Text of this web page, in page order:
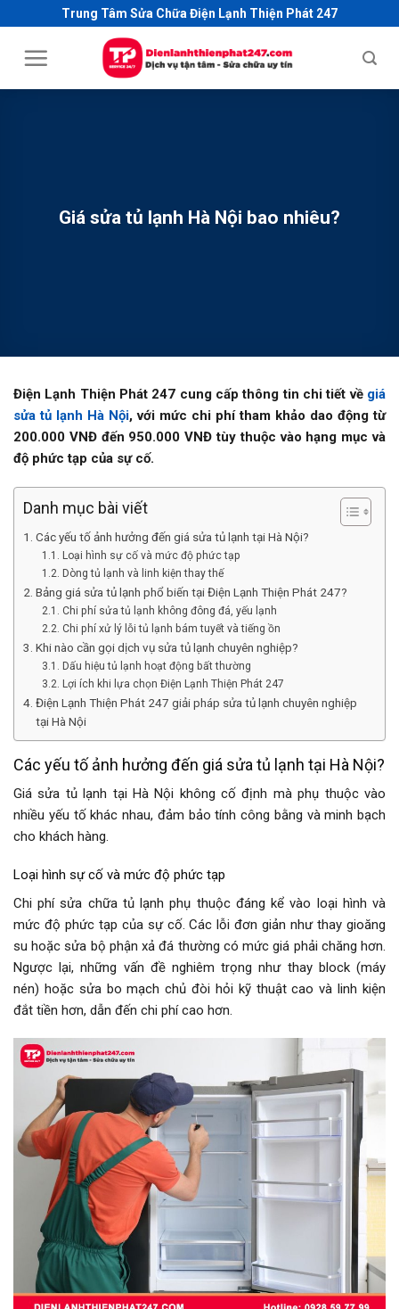
k
Trung Tâm Sửa Chữa Điện Lạnh Thiện Phát 247
Giá sửa tủ lạnh Hà Nội bao nhiêu?
Điện Lạnh Thiện Phát 247 cung cấp thông tin chi tiết về giá
sửa tủ lạnh Hà Nội, với mức chi phí tham khảo dao động từ
200.000 VNĐ đến 950.000 VNĐ tùy thuộc vào hạng mục và
độ phức tạp của sự cố.
Danh mục bài viết
Các yếu tố ảnh hưởng đến giá sửa tủ lạnh tại Hà Nội?
Loại hình sự cố và mức độ phức tạp
Dòng tủ lạnh và linh kiện thay thế
Bảng giá sửa tủ lạnh phổ biến tại Điện Lạnh Thiện Phát 247?
Chi phí sửa tủ lạnh không đông đá, yếu lạnh
Chi phí xử lý lỗi tủ lạnh bám tuyết và tiếng ồn
Khi nào cần gọi dịch vụ sửa tủ lạnh chuyên nghiệp?
Dấu hiệu tủ lạnh hoạt động bất thường
Lợi ích khi lựa chọn Điện Lạnh Thiện Phát 247
Điện Lạnh Thiện Phát 247 giải pháp sửa tủ lạnh chuyên nghiệp
tại Hà Nội
Các yếu tố ảnh hưởng đến giá sửa tủ lạnh tại Hà Nội?
Giá sửa tủ lạnh tại Hà Nội không cố định mà phụ thuộc vào
nhiều yếu tố khác nhau, đảm bảo tính công bằng và minh bạch
cho khách hàng.
Loại hình sự cố và mức độ phức tạp
Chi phí sửa chữa tủ lạnh phụ thuộc đáng kể vào loại hình và
mức độ phức tạp của sự cố. Các lỗi đơn giản như thay gioăng
su hoặc sửa bộ phận xả đá thường có mức giá phải chăng hơn.
Ngược lại, những vấn đề nghiêm trọng như thay block (máy
nén) hoặc sửa bo mạch chủ đòi hỏi kỹ thuật cao và linh kiện
đắt tiền hơn, dẫn đến chi phí cao hơn.